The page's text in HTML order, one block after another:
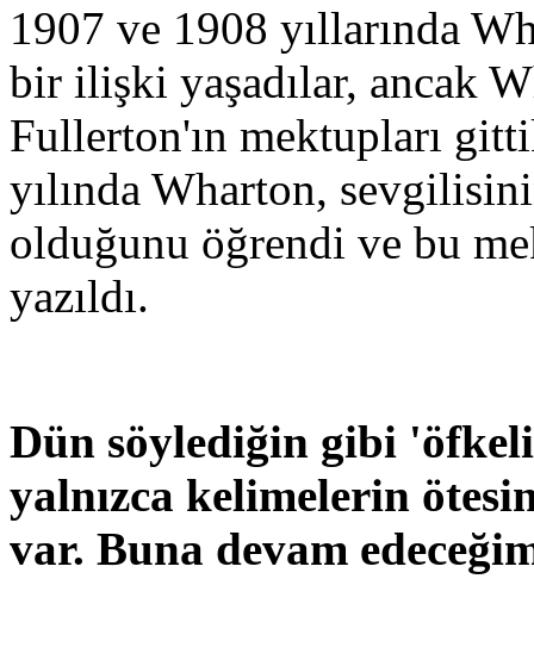
1907 ve 1908 yıllarında
bir ilişki yaşadılar, ancak
Fullerton'ın mektupları
yılında Wharton,
olduğunu öğrendi ve bu
yazıldı.
Dün söylediğin gibi
yalnızca kelimelerin
var. Buna devam